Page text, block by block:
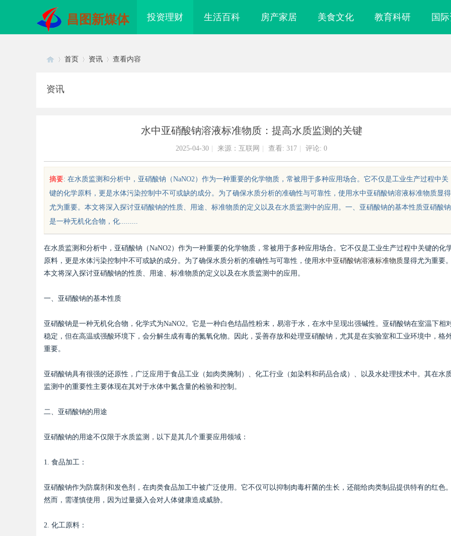
昌图新媒体 投资理财 生活百科 房产家居 美食文化 教育科研 国
uz
Bo
首页 资讯 查看内容
资讯
水中亚硝酸钠溶液标准物质：提高水质监测的关键
2025-04-30 来源：互联网 查看: 317 评论: 0
摘要: 在水质监测和分析中，亚硝酸钠（NaNO2）作为一种重要的化学物质，常被用于多种应用场合。它不仅是工业生产过程中关
键的化学原料，更是水体污染控制中不可或缺的成分。为了确保水质分析的准确性与可靠性，使用水中亚硝酸钠溶液标准物质显得
尤为重要。本文将深入探讨亚硝酸钠的性质、用途、标准物质的定义以及在水质监测中的应用。一、亚硝酸钠的基本性质亚硝酸钠
是一种无机化合物，化.........
在水质监测和分析中，亚硝酸钠（NaNO2）作为一种重要的化学物质，常被用于多种应用场合。它不仅是工业生产过程中关键的化
原料，更是水体污染控制中不可或缺的成分。为了确保水质分析的准确性与可靠性，使用水中亚硝酸钠溶液标准物质显得尤为重要。
本文将深入探讨亚硝酸钠的性质、用途、标准物质的定义以及在水质监测中的应用。
一、亚硝酸钠的基本性质
亚硝酸钠是一种无机化合物，化学式为NaNO2。它是一种白色结晶性粉末，易溶于水，在水中呈现出强碱性。亚硝酸钠在室温下相
稳定，但在高温或强酸环境下，会分解生成有毒的氮氧化物。因此，妥善存放和处理亚硝酸钠，尤其是在实验室和工业环境中，格
重要。
亚硝酸钠具有很强的还原性，广泛应用于食品工业（如肉类腌制）、化工行业（如染料和药品合成）、以及水处理技术中。其在水
监测中的重要性主要体现在其对于水体中氮含量的检验和控制。
二、亚硝酸钠的用途
亚硝酸钠的用途不仅限于水质监测，以下是其几个重要应用领域：
1. 食品加工：
亚硝酸钠作为防腐剂和发色剂，在肉类食品加工中被广泛使用。它不仅可以抑制肉毒杆菌的生长，还能给肉类制品提供特有的红色。
然而，需谨慎使用，因为过量摄入会对人体健康造成威胁。
2. 化工原料：
眼镜 上海配眼镜
用指南